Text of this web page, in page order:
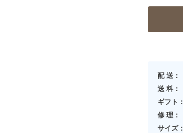
配 送：
送 料：
ギフト：
修 理：
サイズ：